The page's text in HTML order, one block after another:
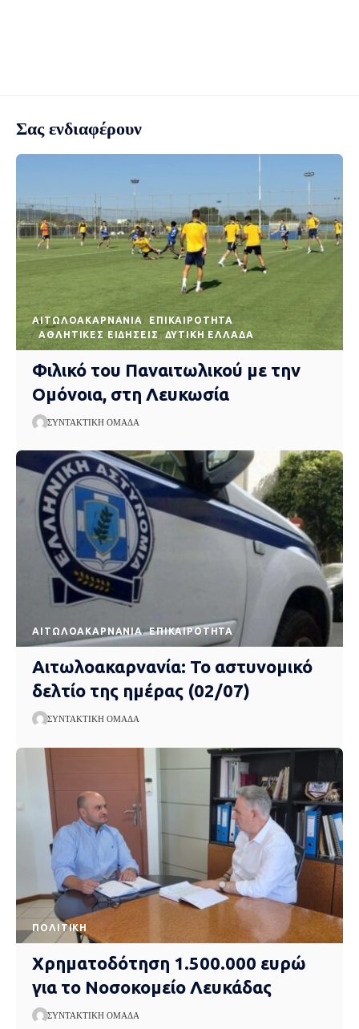
Σας ενδιαφέρουν
AΙΤΩΛΟΑΚΑΡΝΑΝΊΑ
EΠΙΚΑΙΡΌΤΗΤΑ
ΑΘΛΗΤΙΚΈΣ ΕΙΔΉΣΕΙΣ
ΔΥΤΙΚΉ ΕΛΛΆΔΑ
Φιλικό του Παναιτωλικού με την
Ομόνοια, στη Λευκωσία
ΣΥΝΤΑΚΤΙΚΉ ΟΜΆΔΑ
AΙΤΩΛΟΑΚΑΡΝΑΝΊΑ EΠΙΚΑΙΡΌΤΗΤΑ
Αιτωλοακαρνανία: Το αστυνομικό
δελτίο της ημέρας (02/07)
ΣΥΝΤΑΚΤΙΚΉ ΟΜΆΔΑ
ΠΟΛΙΤΙΚΉ
Χρηματοδότηση 1.500.000 ευρώ
για το Νοσοκομείο Λευκάδας
ΣΥΝΤΑΚΤΙΚΉ ΟΜΆΔΑ